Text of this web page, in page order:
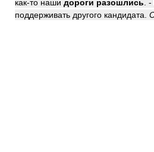
как-то наши дороги разошлись .
поддерживать другого кандидата.